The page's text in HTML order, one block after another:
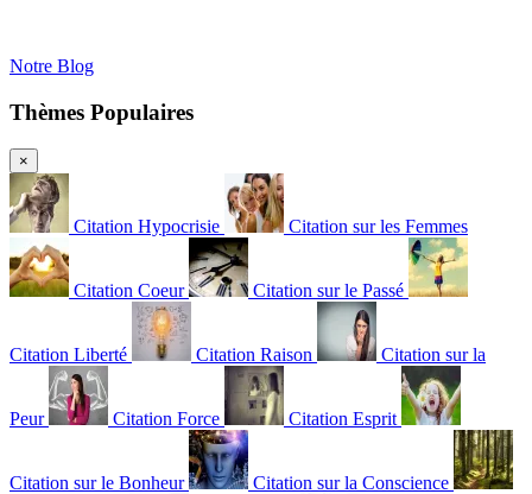
Notre Blog
Thèmes Populaires
×
Citation Hypocrisie Citation sur les Femmes
Citation Coeur Citation sur le Passé
Citation Liberté Citation Raison Citation sur la
Peur Citation Force Citation Esprit
Citation sur le Bonheur Citation sur la Conscience